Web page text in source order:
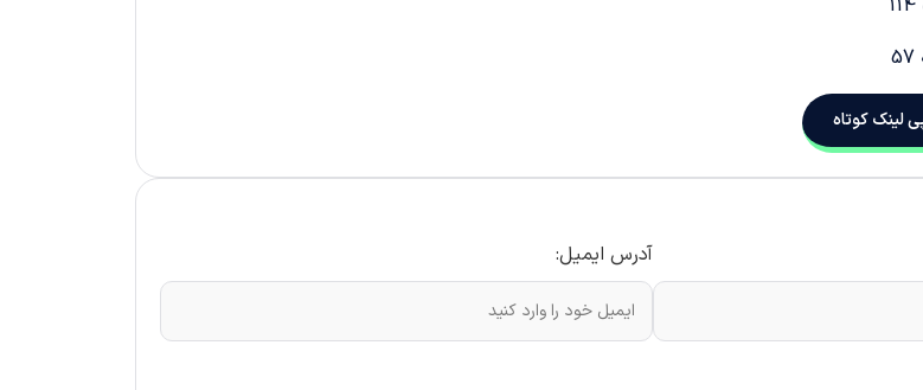
لینک کوتاه
آدرس ایمیل: